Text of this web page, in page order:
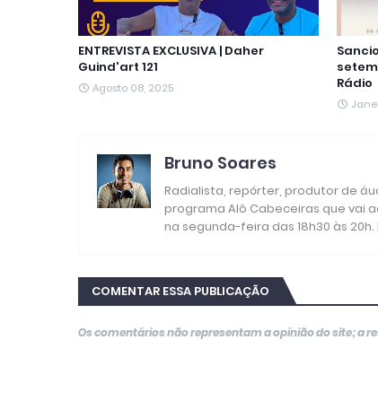
ENTREVISTA EXCLUSIVA | Daher
Guind'art 121
Agosto 08, 2025
Rádio
Bruno Soares
Radialista, repórter, produtor de
programa Alô Cabeceiras que vai
na segunda-feira das 18h30 às
COMENTAR ESSA PUBLICAÇÃO
Os comentários não representam a opinião do site; a